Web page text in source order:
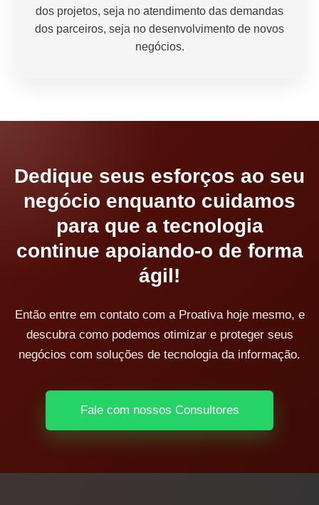
dos projetos, seja no atendimento das demandas
dos parceiros, seja no desenvolvimento de novos
negócios.
Dedique seus esforços ao seu
negócio enquanto cuidamos
para que a tecnologia
continue apoiando-o de forma
ágil!
Então entre em contato com a Proativa hoje mesmo, e
descubra como podemos otimizar e proteger seus
negócios com soluções de tecnologia da informação.
Fale com nossos Consultores